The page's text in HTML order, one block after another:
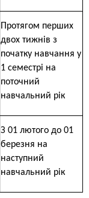
Протягом перших
двох тижнів з
початку навчання у
1 семестрі на
поточний
навчальний рік
З 01 лютого до 01
березня на
наступний
навчальний рік